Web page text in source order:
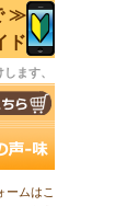
≫
ド
ます、
ームはこ